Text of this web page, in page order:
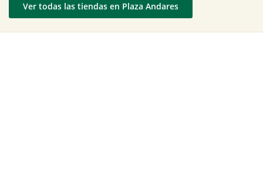
Ver todas las tiendas en Plaza Andares